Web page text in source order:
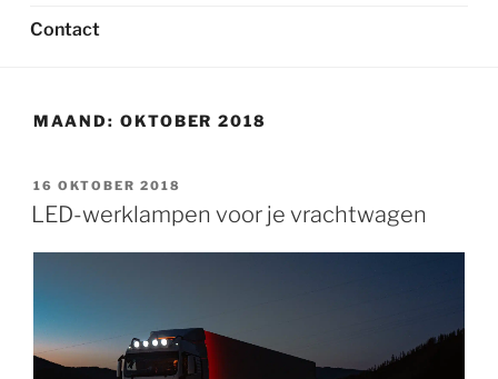
Contact
MAAND: OKTOBER 2018
GEPLAATST
OP
16 OKTOBER 2018
LED-werklampen voor je vrachtwagen